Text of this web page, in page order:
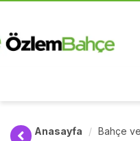
Anasayfa Bahçe